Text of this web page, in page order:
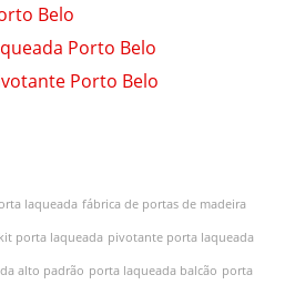
Belo
Porto Belo
Porto Belo
laqueada fábrica de portas de madeira
kit porta laqueada pivotante porta laqueada
alto padrão porta laqueada balcão porta